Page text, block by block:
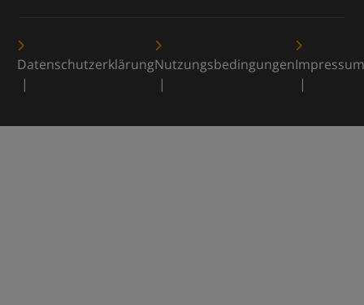
DatenschutzerklärungNutzungsbedingungenImpressum